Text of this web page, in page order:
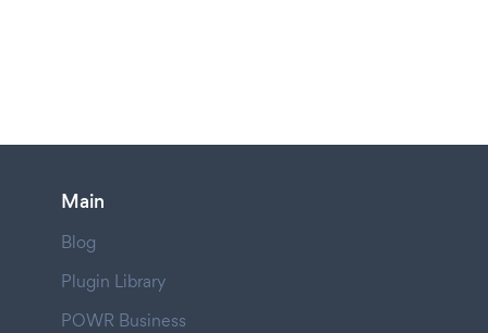
Main
Blog
Plugin Library
POWR Business